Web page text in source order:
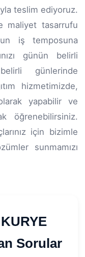
teslim ediyoruz.
maliyet tasarrufu
iş temposuna
günün belirli
günlerinde
hizmetimizde,
yapabilir ve
öğrenebilirsiniz.
için bizimle
sunmamızı
Sorular